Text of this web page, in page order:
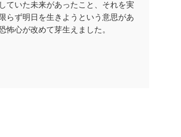
ていた未来があったこと、それを実
らず明日を生きようという意思があ
怖心が改めて芽生えました。